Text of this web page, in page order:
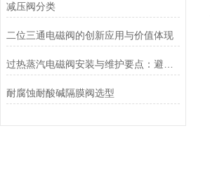
减压阀分类
二位三通电磁阀的创新应用与价值体现
耐腐蚀耐酸碱隔膜阀选型